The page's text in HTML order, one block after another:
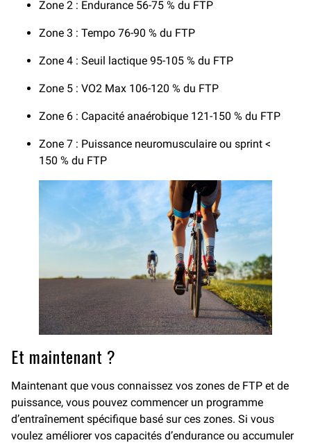
Zone 2 : Endurance 56-75 % du FTP
Zone 3 : Tempo 76-90 % du FTP
Zone 4 : Seuil lactique 95-105 % du FTP
Zone 5 : VO2 Max 106-120 % du FTP
Zone 6 : Capacité anaérobique 121-150 % du FTP
Zone 7 : Puissance neuromusculaire ou sprint <
150 % du FTP
Et maintenant ?
Maintenant que vous connaissez vos zones de FTP et de
puissance, vous pouvez commencer un programme
d’entraînement spécifique basé sur ces zones. Si vous
voulez améliorer vos capacités d’endurance ou accumuler